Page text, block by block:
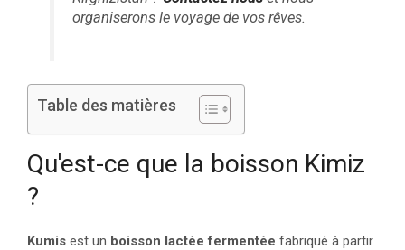
organiserons le voyage de vos rêves.
Table des matières
Qu'est-ce que la boisson Kimiz
?
Kumis est un boisson lactée fermentée fabriqué à partir